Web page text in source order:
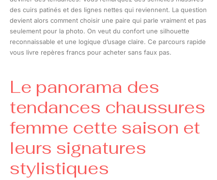
des cuirs patinés et des lignes nettes qui reviennent. La question
devient alors comment choisir une paire qui parle vraiment et pas
seulement pour la photo. On veut du confort une silhouette
reconnaissable et une logique d’usage claire. Ce parcours rapide
vous livre repères francs pour acheter sans faux pas.
Le panorama des
tendances chaussures
femme cette saison et
leurs signatures
stylistiques